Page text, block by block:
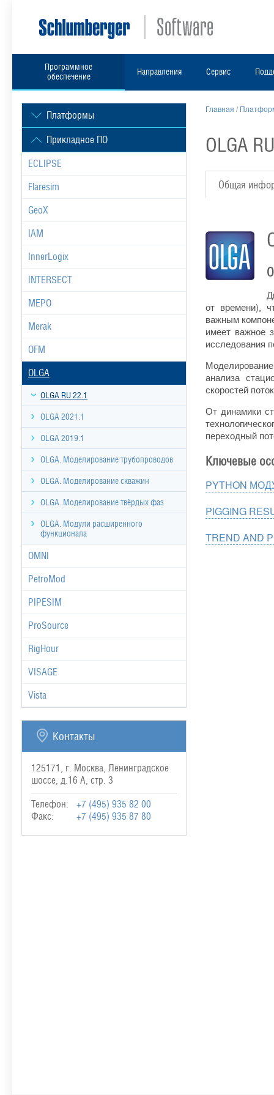
Программное
обеспечение
Направления Сервис
Платформы
Прикладное ПО
ECLIPSE
Flaresim
GeoX
IAM
InnerLogix
INTERSECT
MEPO
Merak
OFM
OLGA
OLGA RU 22.1
OLGA 2021.1
OLGA 2019.1
OLGA. Моделирование трубопроводов
OLGA. Моделирование скважин
OLGA. Моделирование твёрдых фаз
OLGA. Модули расширенного
функционала
OMNI
PetroMod
PIPESIM
ProSource
RigHour
VISAGE
Vista
Контакты
125171, г. Москва, Ленинградское
шоссе, д.16 А, стр. 3
Телефон:
+7 (495) 935 82 00
Факс:
+7 (495) 935 87 80
Главная /
OLGA
Общая
от времени),
важным
имеет важное
исследования
анализа
скоростей
От динамики
переходный
Ключевые
PYTHON
PIGGING
TREND AND